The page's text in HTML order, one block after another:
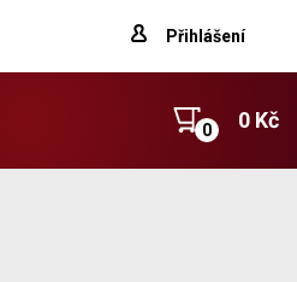
Přihlášení
0 Kč